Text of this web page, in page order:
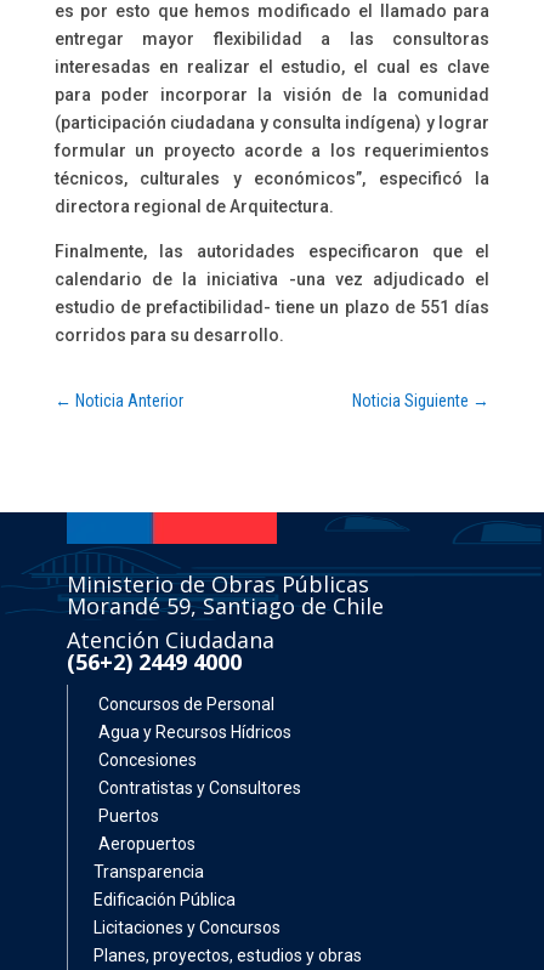
es por esto que hemos modificado el llamado para
entregar mayor flexibilidad a las consultoras
interesadas en realizar el estudio, el cual es clave
para poder incorporar la visión de la comunidad
(participación ciudadana y consulta indígena) y lograr
formular un proyecto acorde a los requerimientos
técnicos, culturales y económicos”, especificó la
directora regional de Arquitectura.
Finalmente, las autoridades especificaron que el
calendario de la iniciativa -una vez adjudicado el
estudio de prefactibilidad- tiene un plazo de 551 días
corridos para su desarrollo.
← Noticia Anterior Noticia Siguiente →
Ministerio de Obras Públicas
Morandé 59, Santiago de Chile
Atención Ciudadana
(56+2) 2449 4000
Concursos de Personal
Agua y Recursos Hídricos
Concesiones
Contratistas y Consultores
Puertos
Aeropuertos
Transparencia
Edificación Pública
Licitaciones y Concursos
Planes, proyectos, estudios y obras